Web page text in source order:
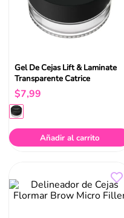
Gel De Cejas Lift & Laminate
Transparente Catrice
$7,99
Añadir al carrito